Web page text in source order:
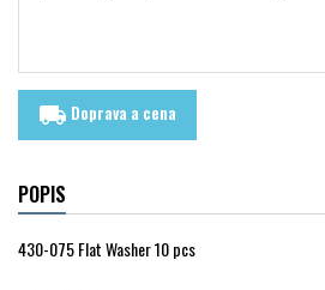
local_shipping Doprava a cena
POPIS
430-075 Flat Washer 10 pcs